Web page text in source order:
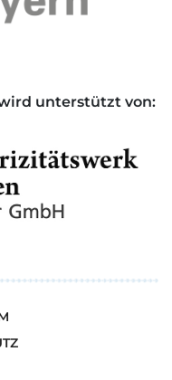
unterstützt von: